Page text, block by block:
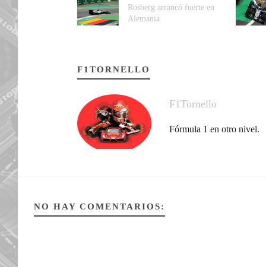
Rosberg arrancó fuerte en
Alemania
F1TORNELLO
F1Tornello
Fórmula 1 en otro nivel.
NO HAY COMENTARIOS: